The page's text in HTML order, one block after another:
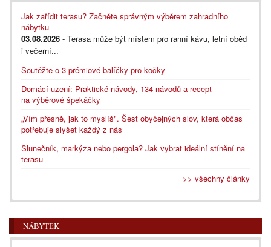
Jak zařídit terasu? Začněte správným výběrem zahradního
nábytku
03.08.2026 - Terasa může být místem pro ranní kávu, letní oběd
i večerní...
Soutěžte o 3 prémiové balíčky pro kočky
Domácí uzení: Praktické návody, 134 návodů a recept
na výběrové špekáčky
„Vím přesně, jak to myslíš". Šest obyčejných slov, která občas
potřebuje slyšet každý z nás
Slunečník, markýza nebo pergola? Jak vybrat ideální stínění na
terasu
>> všechny články
NÁBYTEK